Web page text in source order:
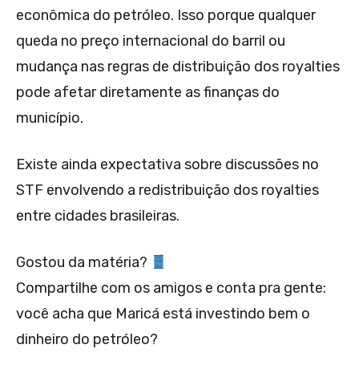
econômica do petróleo. Isso porque qualquer
queda no preço internacional do barril ou
mudança nas regras de distribuição dos royalties
pode afetar diretamente as finanças do
município.
Existe ainda expectativa sobre discussões no
STF envolvendo a redistribuição dos royalties
entre cidades brasileiras.
Gostou da matéria?
Compartilhe com os amigos e conta pra gente:
você acha que Maricá está investindo bem o
dinheiro do petróleo?